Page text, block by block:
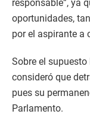
responsable”, ya
oportunidades,
por el aspirante a
Sobre el supuesto
consideró que
pues su
Parlamento.